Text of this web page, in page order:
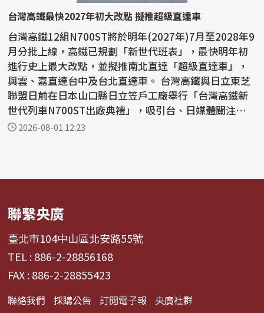
台灣高鐵最快2027年初大改點 擬推超級直達車
台灣高鐵12組N700ST將於明年(2027年)7月至2028年9
月分批上線，高鐵已規劃「新世代班表」，最快明年初
進行史上最大改點，並擬推南北直達「超級直達車」，
與雲、嘉直達台中及台北直達車。 台灣高鐵與日立東芝
聯盟日前在日本山口縣日立笠戶工廠舉行「台灣高鐵新
世代列車N700ST出廠典禮」，吸引台、日媒體關注，根
據高鐵統...
2026-08-01 12:23
聯繫央廣
臺北市104中山區北安路55號
TEL : 886-2-28856168
FAX : 886-2-28855423
聯絡我們 採購公告 訂閱電子報 央廣社群